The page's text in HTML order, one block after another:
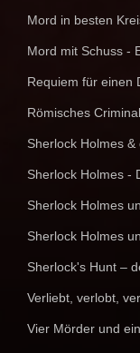
Mord in besten
Mord mit Schuss -
Requiem für einen
Römisches
Sherlock Holmes &
Sherlock Holmes -
Sherlock Holmes
Sherlock Holmes
Sherlock's Hunt –
Verliebt, verlobt,
Vier Mörder und